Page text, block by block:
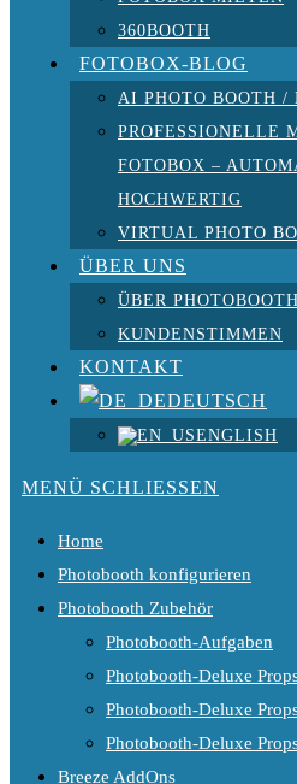
360BOOTH
FOTOBOX-BLOG
AI PHOTO BOOTH /
PROFESSIONELLE
FOTOBOX –
HOCHWERTIG
VIRTUAL PHOTO
ÜBER UNS
ÜBER
KUNDENSTIMMEN
KONTAKT
DEUTSCH
ENGLISH
MENÜ SCHLIESSEN
Home
Photobooth konfigurieren
Photobooth Zubehör
Photobooth-Aufgaben
Photobooth-Deluxe
Photobooth-Deluxe
Photobooth-Deluxe
Breeze AddOns